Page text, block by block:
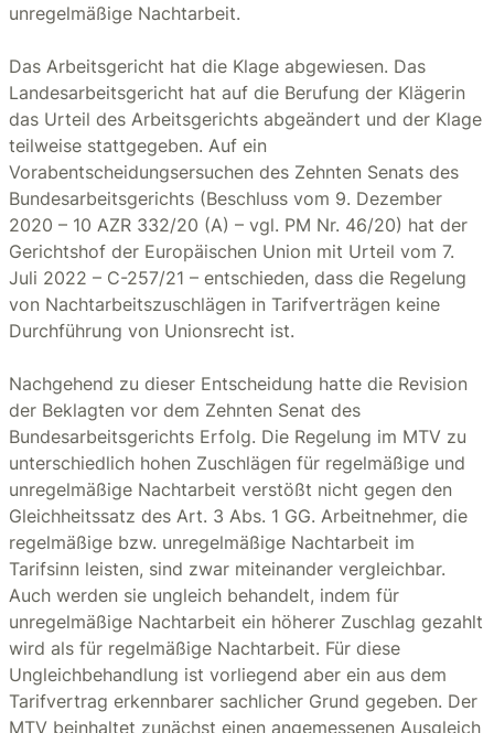
unregelmäßige Nachtarbeit.
Das Arbeitsgericht hat die Klage abgewiesen. Das
Landesarbeitsgericht hat auf die Berufung der Klägerin
das Urteil des Arbeitsgerichts abgeändert und der Klage
teilweise stattgegeben. Auf ein
Vorabentscheidungsersuchen des Zehnten Senats des
Bundesarbeitsgerichts (Beschluss vom 9. Dezember
2020 – 10 AZR 332/20 (A) – vgl. PM Nr. 46/20) hat der
Gerichtshof der Europäischen Union mit Urteil vom 7.
Juli 2022 – C-257/21 – entschieden, dass die Regelung
von Nachtarbeitszuschlägen in Tarifverträgen keine
Durchführung von Unionsrecht ist.
Nachgehend zu dieser Entscheidung hatte die Revision
der Beklagten vor dem Zehnten Senat des
Bundesarbeitsgerichts Erfolg. Die Regelung im MTV zu
unterschiedlich hohen Zuschlägen für regelmäßige und
unregelmäßige Nachtarbeit verstößt nicht gegen den
Gleichheitssatz des Art. 3 Abs. 1 GG. Arbeitnehmer, die
regelmäßige bzw. unregelmäßige Nachtarbeit im
Tarifsinn leisten, sind zwar miteinander vergleichbar.
Auch werden sie ungleich behandelt, indem für
unregelmäßige Nachtarbeit ein höherer Zuschlag gezahlt
wird als für regelmäßige Nachtarbeit. Für diese
Ungleichbehandlung ist vorliegend aber ein aus dem
Tarifvertrag erkennbarer sachlicher Grund gegeben. Der
MTV beinhaltet zunächst einen angemessenen Ausgleich